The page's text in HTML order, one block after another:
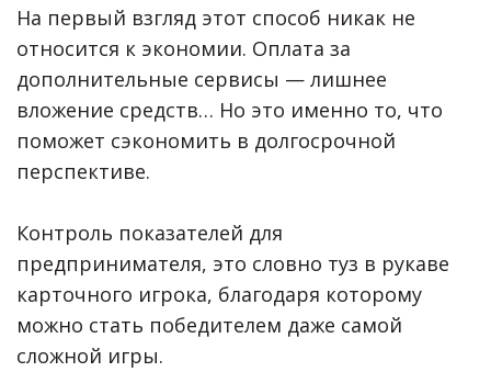
На первый взгляд этот способ никак не
относится к экономии. Оплата за
дополнительные сервисы — лишнее
вложение средств… Но это именно то, что
поможет сэкономить в долгосрочной
перспективе.
Контроль показателей для
предпринимателя, это словно туз в рукаве
карточного игрока, благодаря которому
можно стать победителем даже самой
сложной игры.